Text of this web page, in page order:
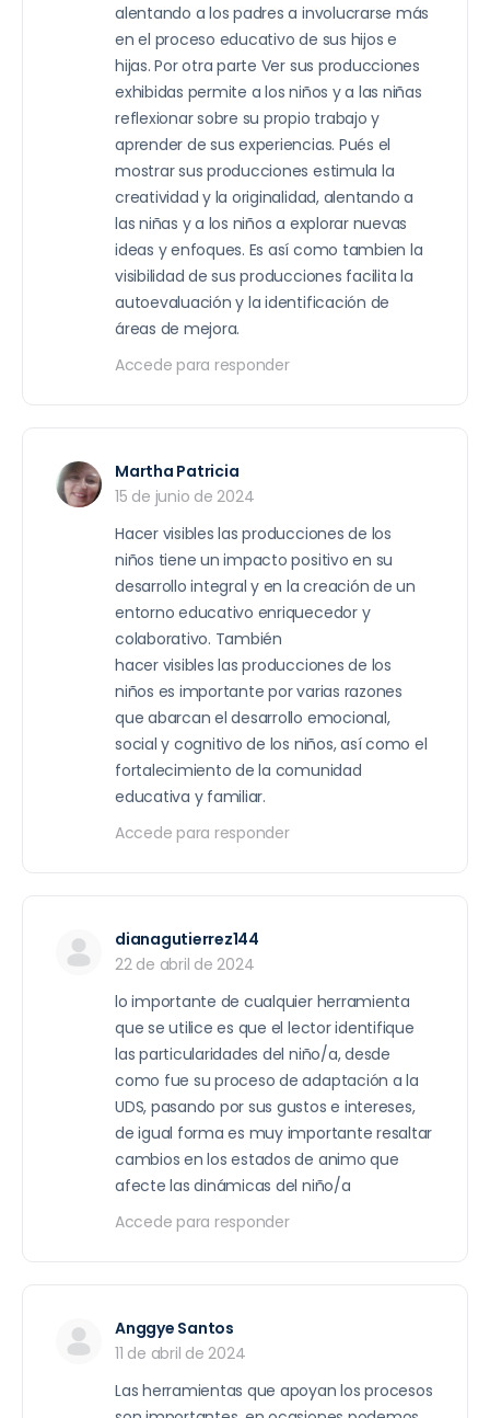
alentando a los padres a involucrarse más
en el proceso educativo de sus hijos e
hijas. Por otra parte Ver sus producciones
exhibidas permite a los niños y a las niñas
reflexionar sobre su propio trabajo y
aprender de sus experiencias. Pués el
mostrar sus producciones estimula la
creatividad y la originalidad, alentando a
las niñas y a los niños a explorar nuevas
ideas y enfoques. Es así como tambien la
visibilidad de sus producciones facilita la
autoevaluación y la identificación de
áreas de mejora.
Accede para responder
Martha Patricia
15 de junio de 2024
Hacer visibles las producciones de los
niños tiene un impacto positivo en su
desarrollo integral y en la creación de un
entorno educativo enriquecedor y
colaborativo. También
hacer visibles las producciones de los
niños es importante por varias razones
que abarcan el desarrollo emocional,
social y cognitivo de los niños, así como el
fortalecimiento de la comunidad
educativa y familiar.
Accede para responder
dianagutierrez144
22 de abril de 2024
lo importante de cualquier herramienta
que se utilice es que el lector identifique
las particularidades del niño/a, desde
como fue su proceso de adaptación a la
UDS, pasando por sus gustos e intereses,
de igual forma es muy importante resaltar
cambios en los estados de animo que
afecte las dinámicas del niño/a
Accede para responder
Anggye Santos
11 de abril de 2024
Las herramientas que apoyan los procesos